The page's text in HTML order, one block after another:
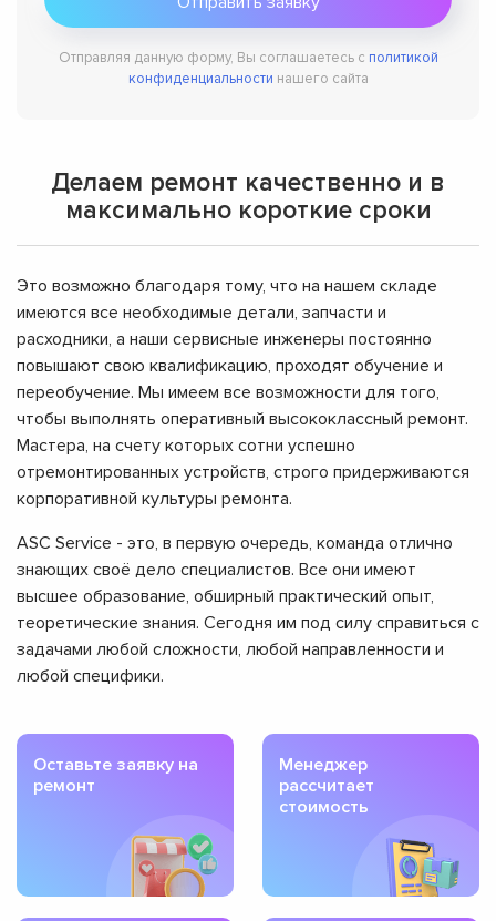
Отправляя данную форму, Вы соглашаетесь с политикой
конфиденциальности нашего сайта
Делаем ремонт качественно и в
максимально короткие сроки
Это возможно благодаря тому, что на нашем складе
имеются все необходимые детали, запчасти и
расходники, а наши сервисные инженеры постоянно
повышают свою квалификацию, проходят обучение и
переобучение. Мы имеем все возможности для того,
чтобы выполнять оперативный высококлассный ремонт.
Мастера, на счету которых сотни успешно
отремонтированных устройств, строго придерживаются
корпоративной культуры ремонта.
ASC Service - это, в первую очередь, команда отлично
знающих своё дело специалистов. Все они имеют
высшее образование, обширный практический опыт,
теоретические знания. Сегодня им под силу справиться с
задачами любой сложности, любой направленности и
любой специфики.
Оставьте заявку на
ремонт
Менеджер
рассчитает
стоимость